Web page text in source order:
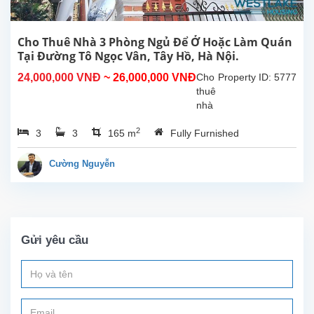
bếp
8
phòng
có
phòng
tắm...
Cho Thuê Nhà 3 Phòng Ngủ Để Ở Hoặc Làm Quán
Tại Đường Tô Ngọc Vân, Tây Hồ, Hà Nội.
24,000,000 VNĐ ~ 26,000,000 VNĐ Property ID: 5777
Cho
thuê
nhà
phòng
ngủ
đường
Ngọc
Vân,
3 3 165 m2 Fully Furnished
Cường Nguyễn
Gửi yêu cầu